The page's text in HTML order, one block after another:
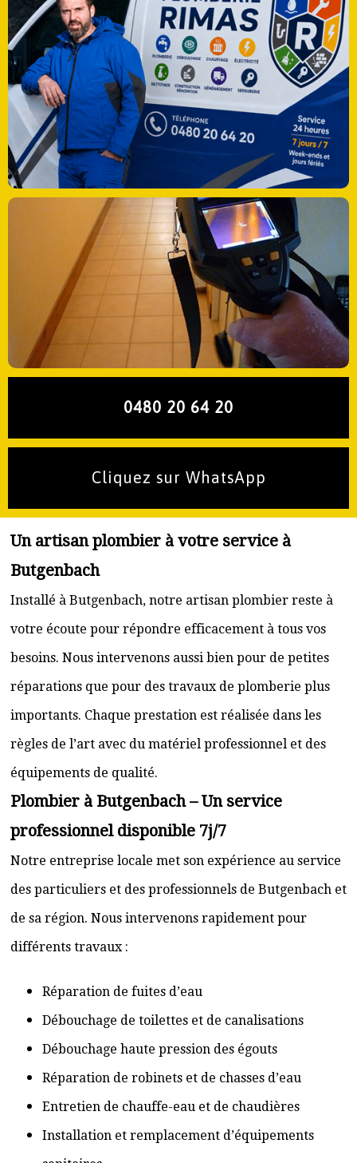
0480 20 64 20
Cliquez sur WhatsApp
Un artisan plombier à votre service à
Butgenbach
Installé à Butgenbach, notre artisan plombier reste à
votre écoute pour répondre efficacement à tous vos
besoins. Nous intervenons aussi bien pour de petites
réparations que pour des travaux de plomberie plus
importants. Chaque prestation est réalisée dans les
règles de l’art avec du matériel professionnel et des
équipements de qualité.
Plombier à Butgenbach – Un service
professionnel disponible 7j/7
Notre entreprise locale met son expérience au service
des particuliers et des professionnels de Butgenbach et
de sa région. Nous intervenons rapidement pour
différents travaux :
Réparation de fuites d’eau
Débouchage de toilettes et de canalisations
Débouchage haute pression des égouts
Réparation de robinets et de chasses d’eau
Entretien de chauffe-eau et de chaudières
Installation et remplacement d’équipements